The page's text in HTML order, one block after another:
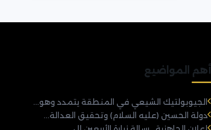
أهم المواضيع
الجيوبولتيك الشيعي في المنطقة يتمدد وهو...
دولة الحسين (عليه السلام) وتحقيق العدالة...